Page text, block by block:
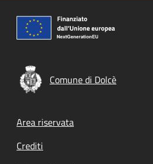
Comune di Dolcè
Footer menu
Area riservata
Crediti